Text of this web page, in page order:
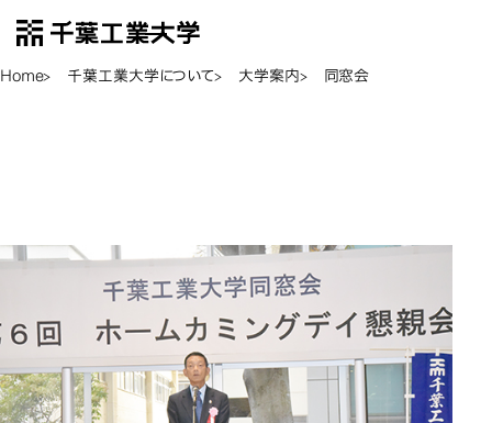
千葉工業大学
Open Menu
Home 千葉工業大学について 大学案内 同窓会